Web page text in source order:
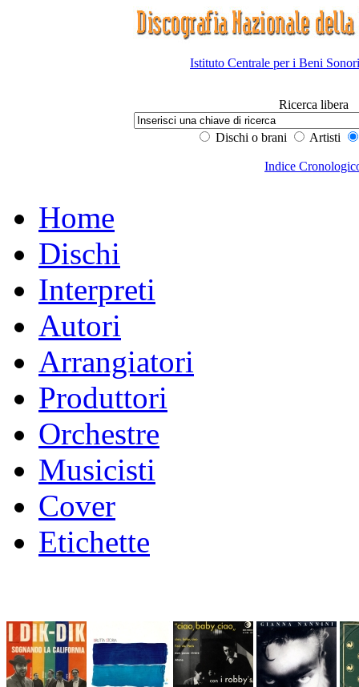
Istituto Centrale per i Beni
Ricerca libera
Dischi o brani Artisti
Indice
Home
Dischi
Interpreti
Autori
Arrangiatori
Produttori
Orchestre
Musicisti
Cover
Etichette